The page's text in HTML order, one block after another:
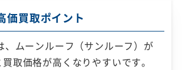
価買取ポイント
、ムーンルーフ（サンルーフ）が
取価格が高くなりやすいです。